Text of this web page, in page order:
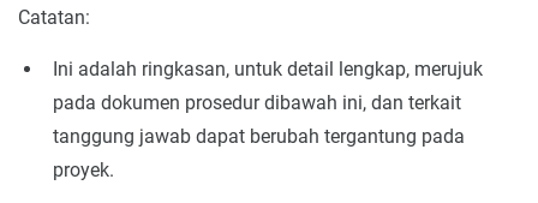
Catatan:
Ini adalah ringkasan, untuk detail lengkap, merujuk
pada dokumen prosedur dibawah ini, dan terkait
tanggung jawab dapat berubah tergantung pada
proyek.